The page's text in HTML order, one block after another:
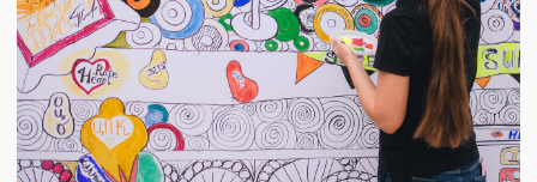
ВАМ ТАКЖЕ
ПОНРАВЯТСЯ
ПОХОЖИЕ МАСТЕР-КЛАССЫ